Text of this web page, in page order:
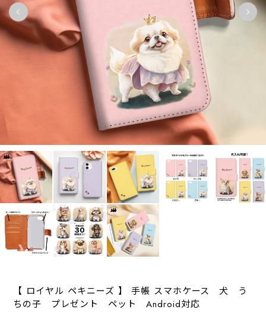
【 ロイヤル ペキニーズ 】 手帳 スマホケース 犬 う
ちの子 プレゼント ペット Android対応